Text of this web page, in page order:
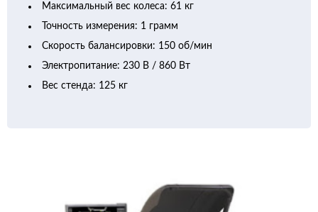
Максимальный вес колеса: 61 кг
Точность измерения: 1 грамм
Скорость балансировки: 150 об/мин
Электропитание: 230 В / 860 Вт
Вес стенда: 125 кг